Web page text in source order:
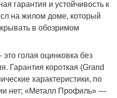
гарантия и устойчивость к
на жилом доме, который
в обозримом
голая оцинковка без
Гарантия короткая (Grand
характеристики, по
нет; «Металл Профиль» —